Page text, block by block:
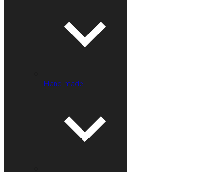
Hand-made